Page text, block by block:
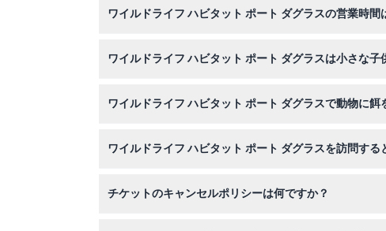
ワイルドライフ ハビタット ポート ダグラスの営業時間
ワイルドライフ ハビタット ポート ダグラスは小さな
ワイルドライフ ハビタット ポート ダグラスで動物に餌
ワイルドライフ ハビタット ポート ダグラスを訪問す
に応じて軽食を持参してもかまいません。
チケットのキャンセルポリシーは何ですか？